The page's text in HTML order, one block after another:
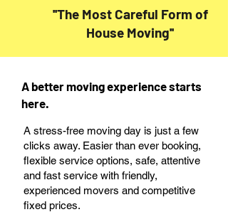
''The Most Careful Form of
House Moving''
A better moving experience starts
here.
A stress-free moving day is just a few
clicks away. Easier than ever booking,
flexible service options, safe, attentive
and fast service with friendly,
experienced movers and competitive
fixed prices.